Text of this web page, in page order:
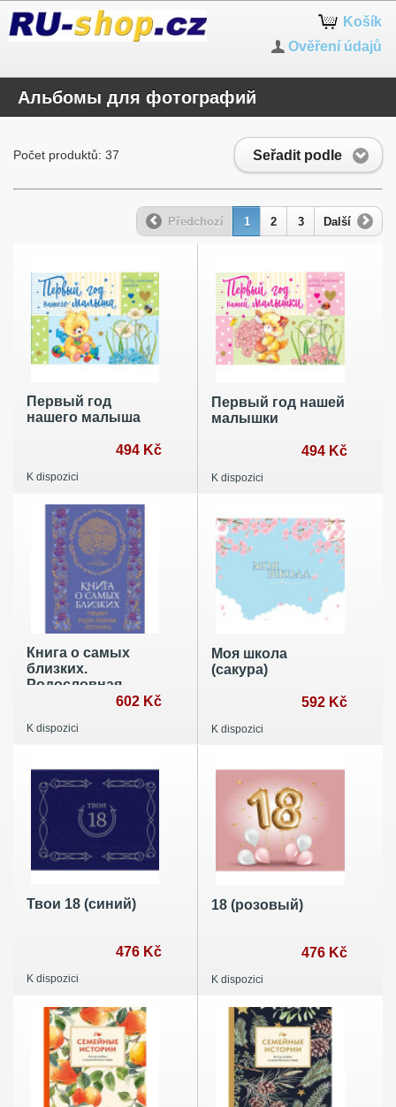
Košík
Ověření údajů
Альбомы для фотографий
Seřadit podle
Počet produktů: 37
Předchozí 1 2 3 Další
Первый год
нашего малыша
494 Kč
K dispozici
Первый год нашей
малышки
494 Kč
K dispozici
Книга о самых
близких.
Родословная
602 Kč
K dispozici
Моя школа
(сакура)
592 Kč
K dispozici
Твои 18 (синий)
476 Kč
K dispozici
18 (розовый)
476 Kč
K dispozici